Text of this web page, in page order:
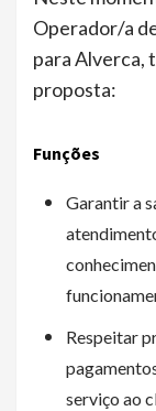
Operador/a
para Alverca,
proposta:
Funções
Garantir a
Respeitar
serviço ao